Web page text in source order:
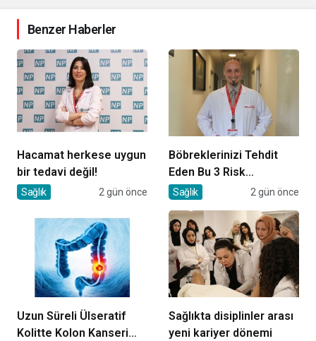
Benzer Haberler
Hacamat herkese uygun
bir tedavi değil!
Sağlık 2 gün önce
Böbreklerinizi Tehdit
Eden Bu 3 Risk
Faktörüne Dikkat!
Sağlık 2 gün önce
Uzun Süreli Ülseratif
Kolitte Kolon Kanseri
Sağlıkta disiplinler arası
yeni kariyer dönemi